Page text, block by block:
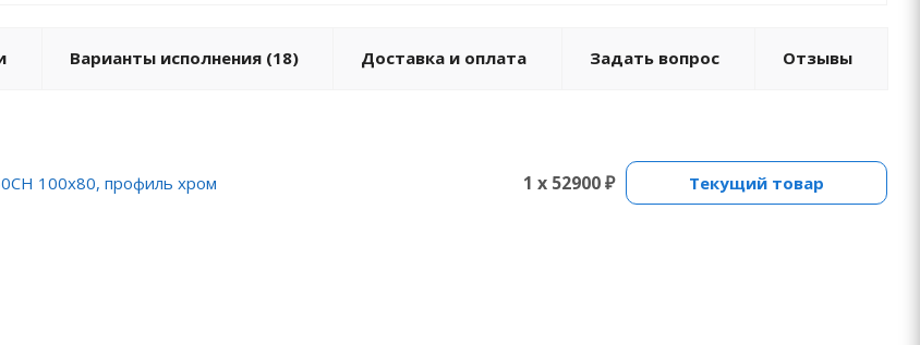
Варианты исполнения (18) Доставка и оплата Задать вопрос Отзывы
100x80, профиль хром 1 x 52900 ₽ Текущий товар